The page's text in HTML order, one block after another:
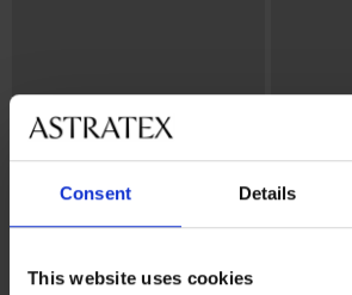
Consent Details
This website uses cookies
Bestseller
4,6
-25% ALL25